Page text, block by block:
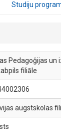
Studiju
Pedagoģijas un
filiāle
augstskolas